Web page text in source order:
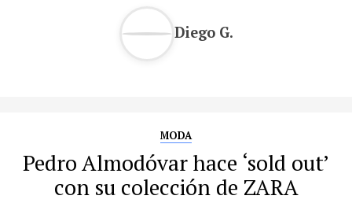
Diego G.
MODA
Pedro Almodóvar hace ‘sold out’
con su colección de ZARA